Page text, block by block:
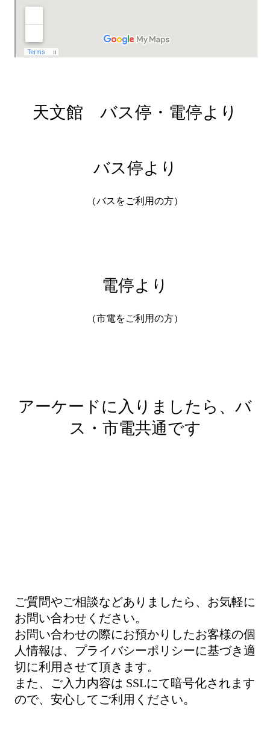
天文館 バス停・電停より
バス停より
（バスをご利用の方）
電停より
（市電をご利用の方）
アーケードに入りましたら、バ
ス・市電共通です
ご質問やご相談などありましたら、お気軽に
お問い合わせください。
お問い合わせの際にお預かりしたお客様の個
人情報は、プライバシーポリシーに基づき適
切に利用させて頂きます。
また、ご入力内容は SSLにて暗号化されます
ので、安心してご利用ください。